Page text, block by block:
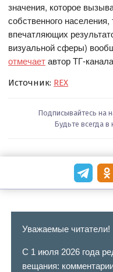
значения, которое
собственного
впечатляющих
визуальной сферы)
отмечаетавтор ТГ-
Источник: REX
Подписывайтесь на
Будьте всегда в
Уважаемые читатели!
С 1 июля 2026 года
вещания: